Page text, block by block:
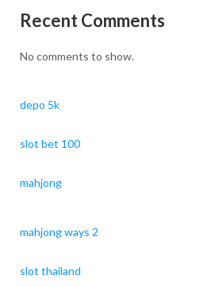
Recent Comments
No comments to show.
depo 5k
slot bet 100
mahjong
mahjong ways 2
slot thailand